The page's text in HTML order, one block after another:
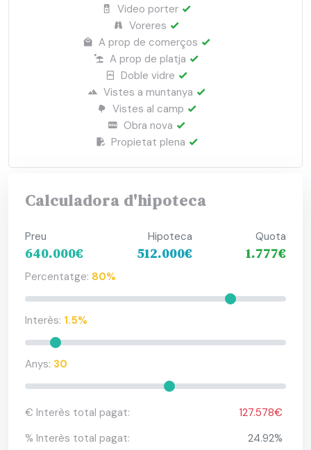
Video porter
Voreres
A prop de comerços
A prop de platja
Doble vidre
Vistes a muntanya
Vistes al camp
Obra nova
Propietat plena
Calculadora d'hipoteca
Preu
640.000€
Hipoteca
512.000€
Quota
1.777€
Percentatge: 80%
Interès: 1.5%
Anys: 30
€ Interès total pagat:
127.578€
% Interès total pagat:
24.92%